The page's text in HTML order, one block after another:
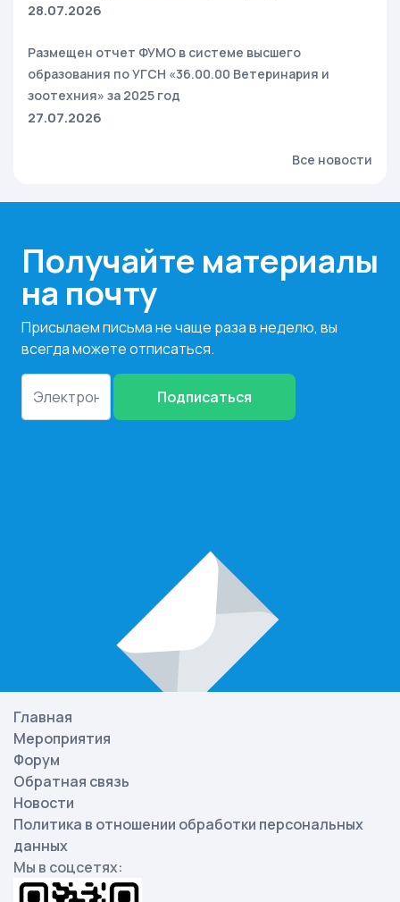
28.07.2026
Размещен отчет ФУМО в системе высшего
образования по УГСН «36.00.00 Ветеринария и
зоотехния» за 2025 год
27.07.2026
Все новости
Получайте материалы
на почту
Присылаем письма не чаще раза в неделю, вы
всегда можете отписаться.
Подписаться
Главная
Мероприятия
Форум
Обратная связь
Новости
Политика в отношении обработки персональных
данных
Мы в соцсетях: